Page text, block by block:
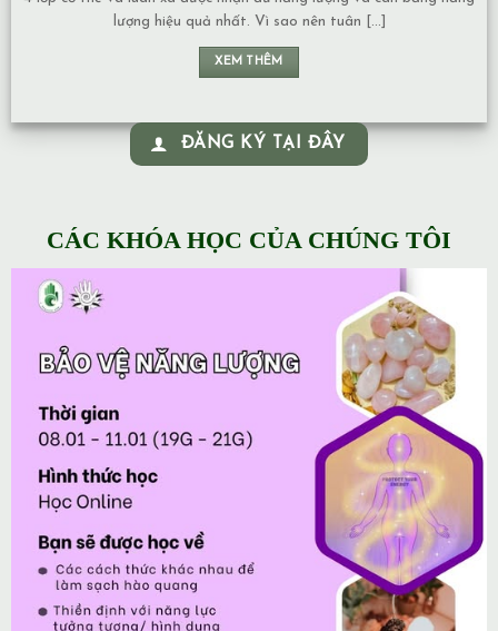
lượng hiệu quả nhất. Vì sao nên tuân [...]
XEM THÊM
ĐĂNG KÝ TẠI ĐÂY
CÁC KHÓA HỌC CỦA CHÚNG TÔI